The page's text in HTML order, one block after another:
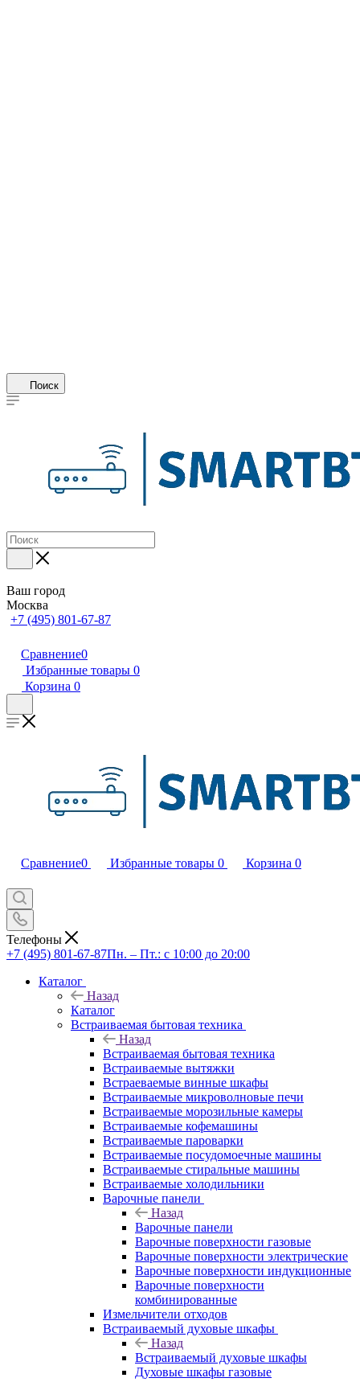
Поиск
Ваш город
Москва
+7 (495) 801-67-87
Сравнение0
Избранные товары 0
Корзина 0
Сравнение0 Избранные товары 0 Корзина 0
Телефоны
+7 (495) 801-67-87Пн. – Пт.: с 10:00 до 20:00
Каталог
Назад
Каталог
Встраиваемая бытовая техника
Назад
Встраиваемая бытовая техника
Встраиваемые вытяжки
Встраеваемые винные шкафы
Встраиваемые микроволновые печи
Встраиваемые морозильные камеры
Встраиваемые кофемашины
Встраиваемые пароварки
Встраиваемые посудомоечные машины
Встраиваемые стиральные машины
Встраиваемые холодильники
Варочные панели
Назад
Варочные панели
Варочные поверхности газовые
Варочные поверхности электрические
Варочные поверхности индукционные
Варочные поверхности
комбинированные
Измельчители отходов
Встраиваемый духовые шкафы
Назад
Встраиваемый духовые шкафы
Духовые шкафы газовые